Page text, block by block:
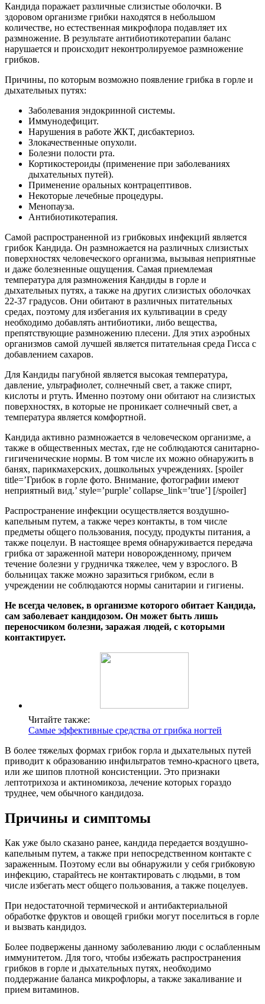
Кандида поражает различные слизистые оболочки. В
здоровом организме грибки находятся в небольшом
количестве, но естественная микрофлора подавляет их
размножение. В результате антибиотикотерапии баланс
нарушается и происходит неконтролируемое размножение
грибков.
Причины, по которым возможно появление грибка в горле и
дыхательных путях:
Заболевания эндокринной системы.
Иммунодефицит.
Нарушения в работе ЖКТ, дисбактериоз.
Злокачественные опухоли.
Болезни полости рта.
Кортикостероиды (применение при заболеваниях
дыхательных путей).
Применение оральных контрацептивов.
Некоторые лечебные процедуры.
Менопауза.
Антибиотикотерапия.
Самой распространенной из грибковых инфекций является
грибок Кандида. Он размножается на различных слизистых
поверхностях человеческого организма, вызывая неприятные
и даже болезненные ощущения. Самая приемлемая
температура для размножения Кандиды в горле и
дыхательных путях, а также на других слизистых оболочках
22-37 градусов. Они обитают в различных питательных
средах, поэтому для избегания их культивации в среду
необходимо добавлять антибиотики, либо вещества,
препятствующие размножению плесени. Для этих аэробных
организмов самой лучшей является питательная среда Гисса с
добавлением сахаров.
Для Кандиды пагубной является высокая температура,
давление, ультрафиолет, солнечный свет, а также спирт,
кислоты и ртуть. Именно поэтому они обитают на слизистых
поверхностях, в которые не проникает солнечный свет, а
температура является комфортной.
Кандида активно размножается в человеческом организме, а
также в общественных местах, где не соблюдаются санитарно-
гигиченические нормы. В том числе их можно обнаружить в
банях, парикмахерских, дошкольных учреждениях. [spoiler
title=’Грибок в горле фото. Внимание, фотографии имеют
неприятный вид.’ style=’purple’ collapse_link=’true’] [/spoiler]
Распространение инфекции осуществляется воздушно-
капельным путем, а также через контакты, в том числе
предметы общего пользования, посуду, продукты питания, а
также поцелуи. В настоящее время обнаруживается передача
грибка от зараженной матери новорожденному, причем
течение болезни у грудничка тяжелее, чем у взрослого. В
больницах также можно заразиться грибком, если в
учреждении не соблюдаются нормы санитарии и гигиены.
Не всегда человек, в организме которого обитает Кандида,
сам заболевает кандидозом. Он может быть лишь
переносчиком болезни, заражая людей, с которыми
контактирует.
Читайте также:
Самые эффективные средства от грибка ногтей
В более тяжелых формах грибок горла и дыхательных путей
приводит к образованию инфильтратов темно-красного цвета,
или же шипов плотной консистенции. Это признаки
лептотрихоза и актиномикоза, лечение которых гораздо
труднее, чем обычного кандидоза.
Причины и симптомы
Как уже было сказано ранее, кандида передается воздушно-
капельным путем, а также при непосредственном контакте с
зараженным. Поэтому если вы обнаружили у себя грибковую
инфекцию, старайтесь не контактировать с людьми, в том
числе избегать мест общего пользования, а также поцелуев.
При недостаточной термической и антибактериальной
обработке фруктов и овощей грибки могут поселиться в горле
и вызвать кандидоз.
Более подвержены данному заболеванию люди с ослабленным
иммунитетом. Для того, чтобы избежать распространения
грибков в горле и дыхательных путях, необходимо
поддержание баланса микрофлоры, а также закаливание и
прием витаминов.